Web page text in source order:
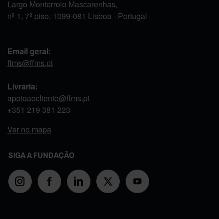
Largo Monterroio Mascarenhas,
nº 1, 7º piso, 1099-081 Lisboa - Portugal
Email geral:
ffms@ffms.pt
Livraria:
apoioaocliente@ffms.pt
+351 219 381 223
Ver no mapa
SIGA A FUNDAÇÃO